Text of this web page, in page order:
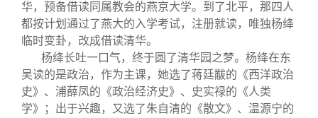
华，预备借读同属教会的燕京大学。到了北平，那四人
都按计划通过了燕大的入学考试，注册就读，唯独杨绛
临时变卦，改成借读清华。
杨绛长吐一口气，终于圆了清华园之梦。杨绛在东
吴读的是政治，作为主课，她选了蒋廷黻的《西洋政治
史》、浦薛凤的《政治经济史》、史实禄的《人类
学》；出于兴趣，又选了朱自清的《散文》、温源宁的